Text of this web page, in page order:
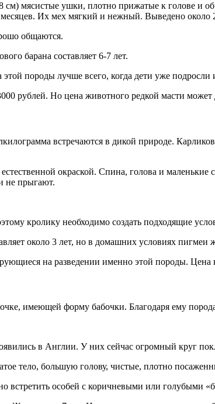
см) мясистые ушки, плотно прижатые к голове и
Их мех мягкий и нежный. Выведено около
общаются.
барана составляет 6-7 лет.
породы лучше всего, когда дети уже
рублей. Но цена животного редкой масти может
встречаются в дикой природе.
окраской. Спина, голова и
не прыгают.
кролику необходимо создать подходящие
около 3 лет, но в домашних условиях пигмеи
на разведении именно этой породы. Цена
имеющей форму бабочки. Благодаря ему
в Англии. У них сейчас огромный круг
тело, большую голову, чистые, плотно
особей с коричневыми или голубыми